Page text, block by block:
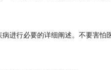
进行必要的详细阐述。不要害怕